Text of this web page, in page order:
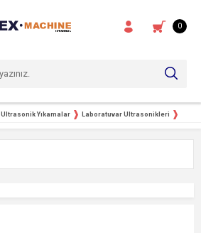
0
Ultrasonik Yıkamalar Laboratuvar Ultrasonikleri